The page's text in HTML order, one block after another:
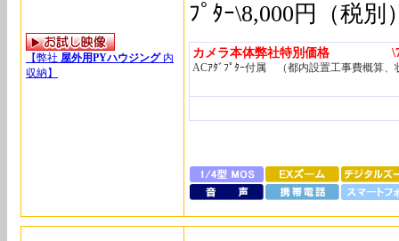
【弊社 屋外用PYハウジング 内
収納】
ﾌﾟﾀｰ\8,000円（税別
カメラ本体弊社特別価格
ACｱﾀﾞﾌﾟﾀｰ付属 （都内設置工事費概算、